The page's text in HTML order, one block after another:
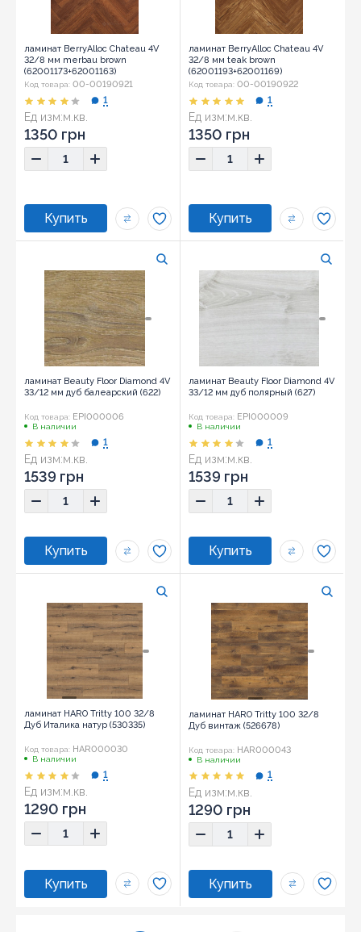
ламинат BerryAlloc Chateau 4V
32/8 мм merbau brown
(62001173+62001163)
Код товара: 00-00190921
Ед изм:м.кв.
1
1350 грн
ламинат BerryAlloc Chateau 4V
32/8 мм teak brown
(62001193+62001169)
Код товара: 00-00190922
Ед изм:м.кв.
1
1350 грн
ламинат Beauty Floor Diamond 4V
33/12 мм дуб балеарский (622)
Код товара: EPI000006
В наличии
Ед изм:м.кв.
1
1539 грн
ламинат Beauty Floor Diamond 4V
33/12 мм дуб полярный (627)
Код товара: EPI000009
В наличии
Ед изм:м.кв.
1
1539 грн
ламинат HARO Tritty 100 32/8
Дуб Италика натур (530335)
Код товара: HAR000030
В наличии
Ед изм:м.кв.
1
1290 грн
ламинат HARO Tritty 100 32/8
Дуб винтаж (526678)
Код товара: HAR000043
В наличии
Ед изм:м.кв.
1
1290 грн